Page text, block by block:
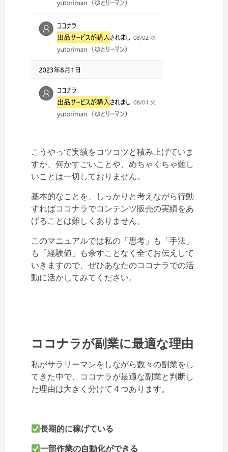
こうやって実績をコツコツと積み上げていま
すが、何かすごいことや、めちゃくちゃ難し
いことは一切しておりません。
基本的なことを、しっかりと考えながら行動
すればココナラでコンテンツ販売の実績をあ
げることは難しくありません。
このマニュアルでは私の「思考」も「手法」
も「経験値」も余すことなく全てお伝えして
いきますので、ぜひあなたのココナラでの活
動に活かしてみてください。
ココナラが副業に最適な理由
私がサラリーマンをしながら数々の副業をし
てきた中で、ココナラが最適な副業と判断し
た理由は大きく分けて４つあります。
長期的に稼げている
一部作業の自動化ができる